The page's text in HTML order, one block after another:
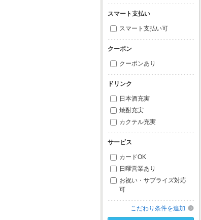
スマート支払い
スマート支払い可
クーポン
クーポンあり
ドリンク
日本酒充実
焼酎充実
カクテル充実
サービス
カードOK
日曜営業あり
お祝い・サプライズ対応
可
こだわり条件を追加